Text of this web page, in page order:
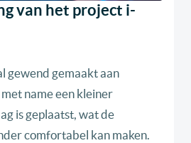
van het project i-
gewend gemaakt aan
name een kleiner
is geplaatst, wat de
comfortabel kan maken.